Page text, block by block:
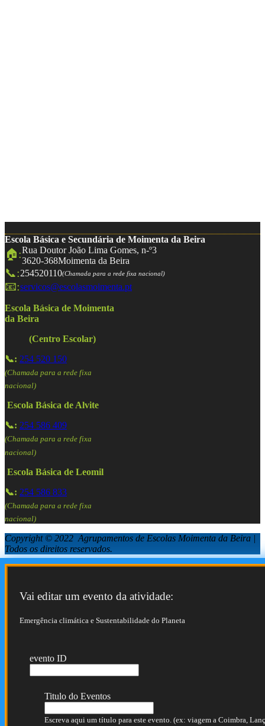
Escola Básica e Secundária de Moimenta da Beira
🏠:Rua Doutor João Lima Gomes, n-º3
3620-368Moimenta da Beira
📞:254520110(Chamada para a rede fixa nacional)
📧:servicos@escolasmoimenta.pt
Escola Básica de Moimenta
da Beira
(Centro Escolar)
📞: 254 520 150
(Chamada para a rede fixa
nacional)
Escola Básica de Alvite
📞: 254 586 409
(Chamada para a rede fixa
nacional)
Escola Básica de Leomil
📞: 254 586 833
(Chamada para a rede fixa
nacional)
Copyright © 2022 Agrupamentos de Escolas Moimenta da Beira |
Todos os direitos reservados.
Vai editar um evento da atividade:
Emergência climática e Sustentabilidade do Planeta
evento ID
Titulo do Eventos
Escreva aqui um título para este evento. (ex: viagem a Coimbra,